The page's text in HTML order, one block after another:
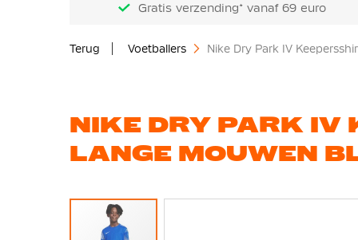
Gratis verzending* vanaf 69 euro
Terug Voetballers Nike Dry Park IV
NIKE DRY PARK IV
LANGE MOUWEN
Ga